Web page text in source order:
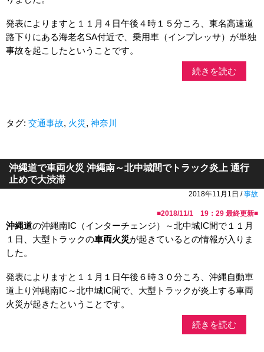
発表によりますと１１月４日午後４時１５分ころ、東名高速道
路下りにある海老名SA付近で、乗用車（インプレッサ）が単独
事故を起こしたということです。
続きを読む
タグ: 交通事故, 火災, 神奈川
沖縄道で車両火災 沖縄南～北中城間でトラック炎上 通行
止めで大渋滞
2018年11月1日 /事故
■2018/11/1 19：29 最終更新■
沖縄道の沖縄南IC（インターチェンジ）～北中城IC間で１１月
１日、大型トラックの車両火災が起きているとの情報が入りま
した。
発表によりますと１１月１日午後６時３０分ころ、沖縄自動車
道上り沖縄南IC～北中城IC間で、大型トラックが炎上する車両
火災が起きたということです。
続きを読む